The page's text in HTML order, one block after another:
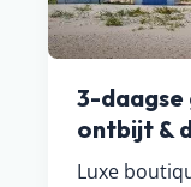
3-daagse
ontbijt &
Luxe